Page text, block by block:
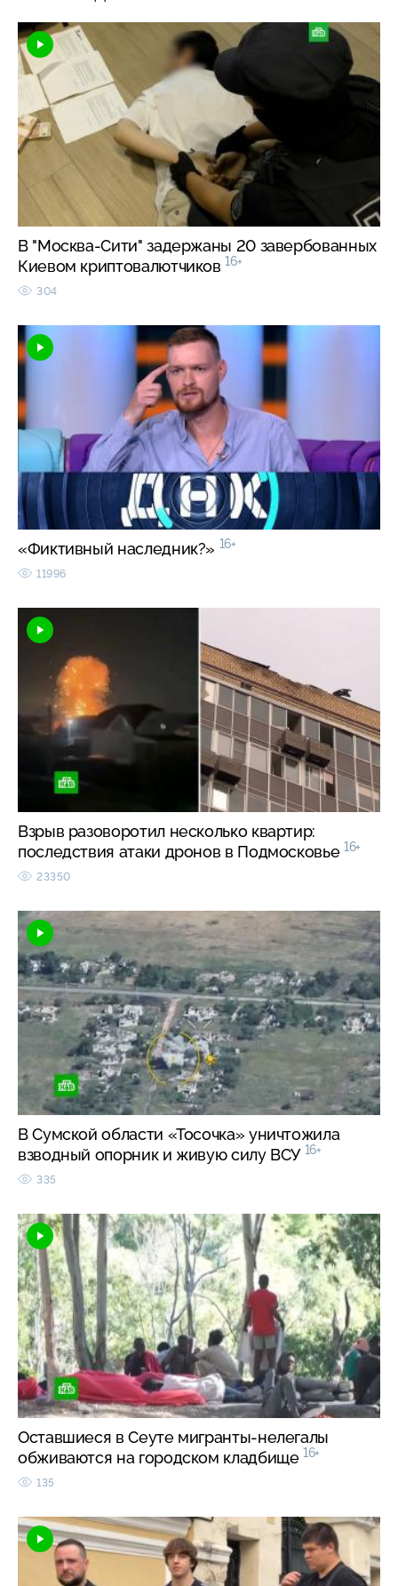
В "Москва-Сити" задержаны 20 завербованных
Киевом криптовалютчиков 16+
304
«Фиктивный наследник?» 16+
11996
Взрыв разоворотил несколько квартир:
последствия атаки дронов в Подмосковье 16+
23350
В Сумской области «Тосочка» уничтожила
взводный опорник и живую силу ВСУ 16+
335
Оставшиеся в Сеуте мигранты-нелегалы
обживаются на городском кладбище 16+
135